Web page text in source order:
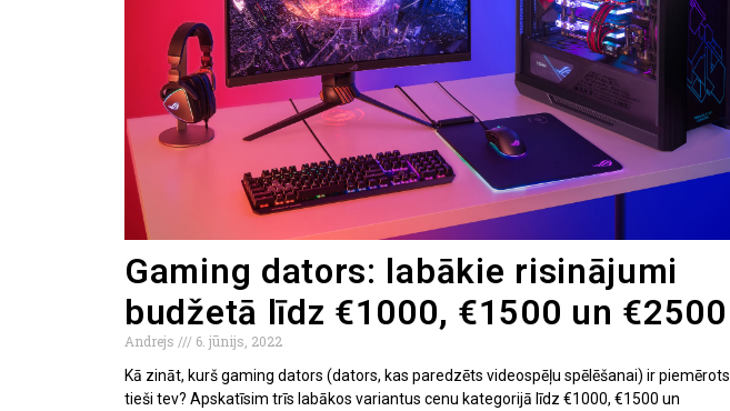
Gaming dators: labākie risinājumi
budžetā līdz €1000, €1500 un €2500
Andrejs
6. jūnijs, 2022
Kā zināt, kurš gaming dators (dators, kas paredzēts videospēļu spēlēšanai) ir piemērots
tieši tev? Apskatīsim trīs labākos variantus cenu kategorijā līdz €1000, €1500 un